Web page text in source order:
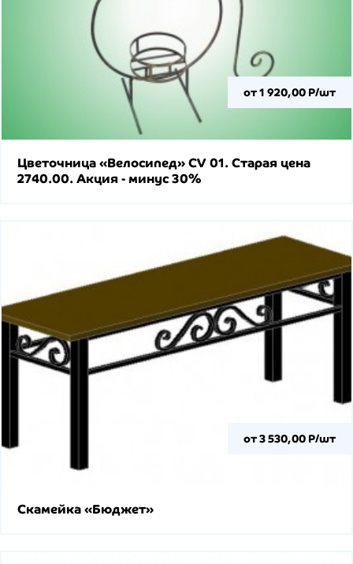
от 1 920,00 Р/шт
Цветочница «Велосипед» CV 01. Старая цена
2740.00. Акция - минус 30%
от 3 530,00 Р/шт
Скамейка «Бюджет»